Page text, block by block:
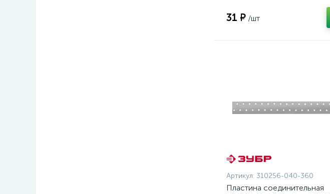
31 ₽ /шт
Артикул: 310256-040-360
Пластина соединительная